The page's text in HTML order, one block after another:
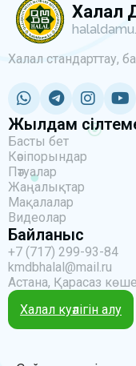
Халал
Халал стандарттау,
Жылдам
Басты бет
Кәсіпорындар
Пәтуалар
Жаңалықтар
Мақалалар
Видеолар
Байланыс
+7 (717) 299-93-84
kmdbhalal@mail.ru
Астана, Қарасаз
Халал куәлігін алу